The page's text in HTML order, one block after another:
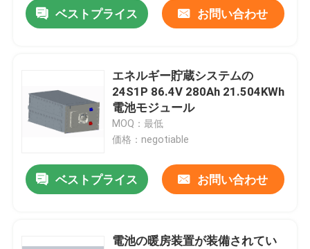
ベストプライス お問い合わせ
エネルギー貯蔵システムの
24S1P 86.4V 280Ah 21.504KWh
電池モジュール
MOQ：最低
価格：negotiable
ベストプライス お問い合わせ
電池の暖房装置が装備されてい